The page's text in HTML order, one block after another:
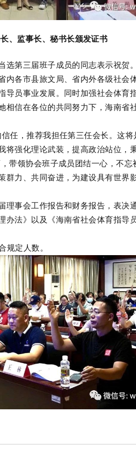
、监事长、秘书长颁发证书
选第三届班子成员的同志表示祝贺
内各市县旅文局、省内外各级社会
导员事业发展。同时加强社会体育
相信在各位的共同努力下，海南省
任，推荐我担任第三任会长。这
强化理论武装，提高政治站位，
带领协会班子成员团结一心，不
群力、共同奋进，为建设具有世界
理事会工作报告和财务报告，表决
办法》以及《海南省社会体育指导
规定人数。